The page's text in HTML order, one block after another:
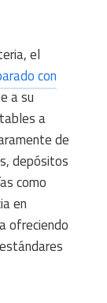
el
con
a su
a
de
depósitos
como
en
ofreciendo